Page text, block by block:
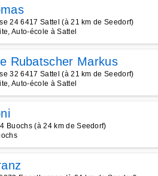
24 6417 Sattel (à 21 km de Seedorf)
Auto-école à Sattel
Rubatscher Markus
32 6417 Sattel (à 21 km de Seedorf)
Auto-école à Sattel
Buochs (à 24 km de Seedorf)